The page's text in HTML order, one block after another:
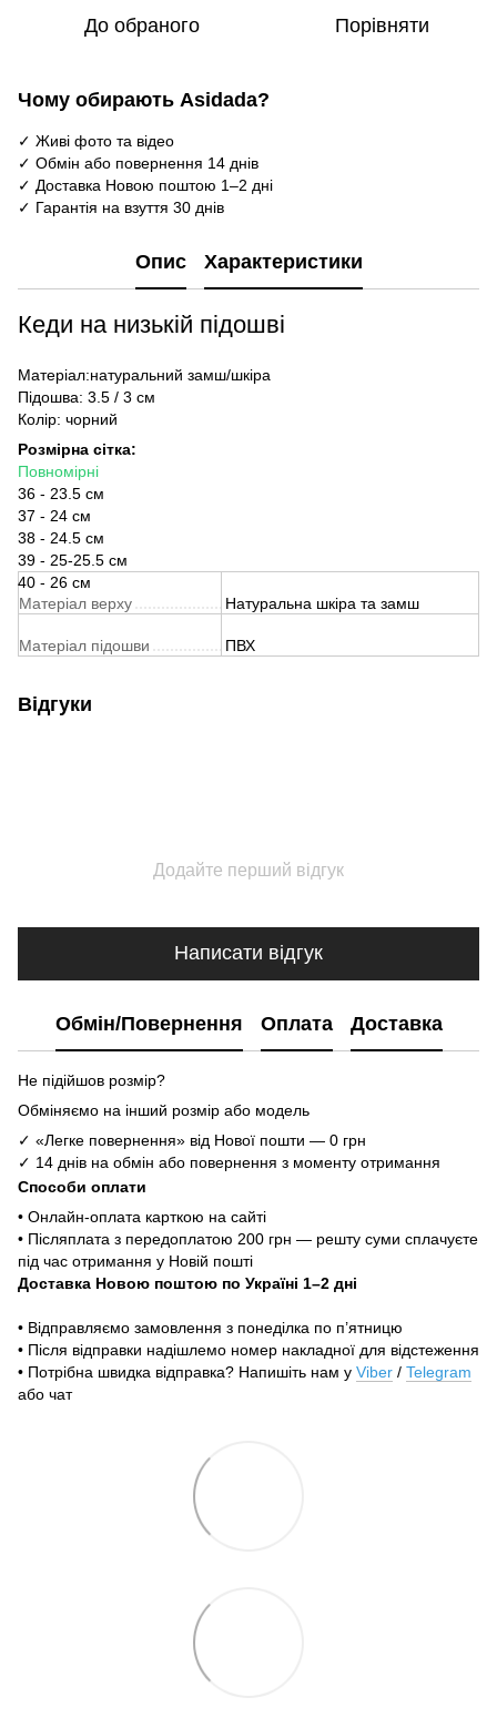
До обраного Порівняти
Чому обирають Asidada?
✓ Живі фото та відео
✓ Обмін або повернення 14 днів
✓ Доставка Новою поштою 1–2 дні
✓ Гарантія на взуття 30 днів
Опис Характеристики
Кеди на низькій підошві
Матеріал:натуральний замш/шкіра
Підошва: 3.5 / 3 см
Колір: чорний
Розмірна сітка:
Повномірні
36 - 23.5 см
37 - 24 см
38 - 24.5 см
39 - 25-25.5 см
40 - 26 см
Матеріал верху
Натуральна шкіра та замш
Матеріал підошви ПВХ
Відгуки
Додайте перший відгук
Написати відгук
Обмін/Повернення Оплата Доставка
Не підійшов розмір?
Обміняємо на інший розмір або модель
✓ «Легке повернення» від Нової пошти — 0 грн
✓ 14 днів на обмін або повернення з моменту отримання
Способи оплати
• Онлайн-оплата карткою на сайті
• Післяплата з передоплатою 200 грн — решту суми сплачуєте
під час отримання у Новій пошті
Доставка Новою поштою по Україні 1–2 дні
• Відправляємо замовлення з понеділка по п’ятницю
• Після відправки надішлемо номер накладної для відстеження
• Потрібна швидка відправка? Напишіть нам у Viber / Telegram
або чат